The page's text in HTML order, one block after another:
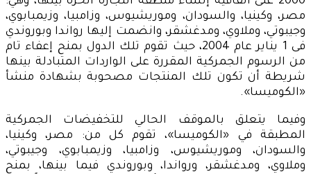
مصر، وكينيا، والسودان، وموريشيوس، وزامبيا، وزيمبابوي،
وجيبوتي، وملاوي، ومدغشقر، وانضمت إليها رواندا وبوروندي
فى 1 يناير عام 2004، حيث تقوم تلك الدول بمنح إعفاء تام
من الرسوم الجمركية المقررة على الواردات المتبادلة بينها
شريطة أن تكون تلك المنتجات مصحوبة بشهادة منشأ
«الكوميسا».
وفيما يتعلق بالموقف الحالي للتخفيضات الجمركية
المطبقة في «الكوميسا»، تقوم كل من: مصر، وكينيا،
والسودان، وموريشيوس، وزامبيا، وزيمبابوي، وجيبوتي،
وملاوي، ومدغشقر، ورواندا، وبوروندي فيما بينها، بمنح